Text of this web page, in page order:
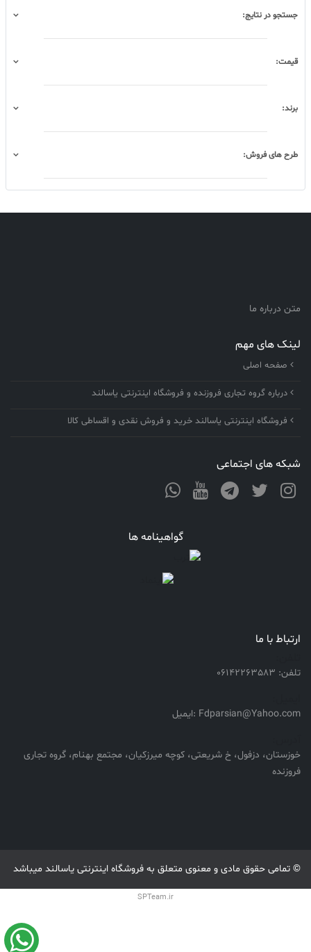
جستجو در نتایج:
قیمت:
برند:
طرح های فروش:
متن درباره ما
لینک های مهم
صفحه اصلی
درباره گروه تجاری فروزنده و فروشگاه اینترنتی یاسالند
فروشگاه اینترنتی یاسالند خرید و فروش نقدی و اقساطی کالا
شبکه های اجتماعی
گواهینامه ها
ارتباط با ما
تلفن: 06142263583
Fdparsian@Yahoo.com :ایمیل
خوزستان، دزفول، خ شریعتی، کوچه میرزکیان، مجتمع بهنام، گروه تجاری
فروزنده
© تمامی حقوق مادی و معنوی متعلق به فروشگاه اینترنتی یاسالند میباشد
SPTeam.ir